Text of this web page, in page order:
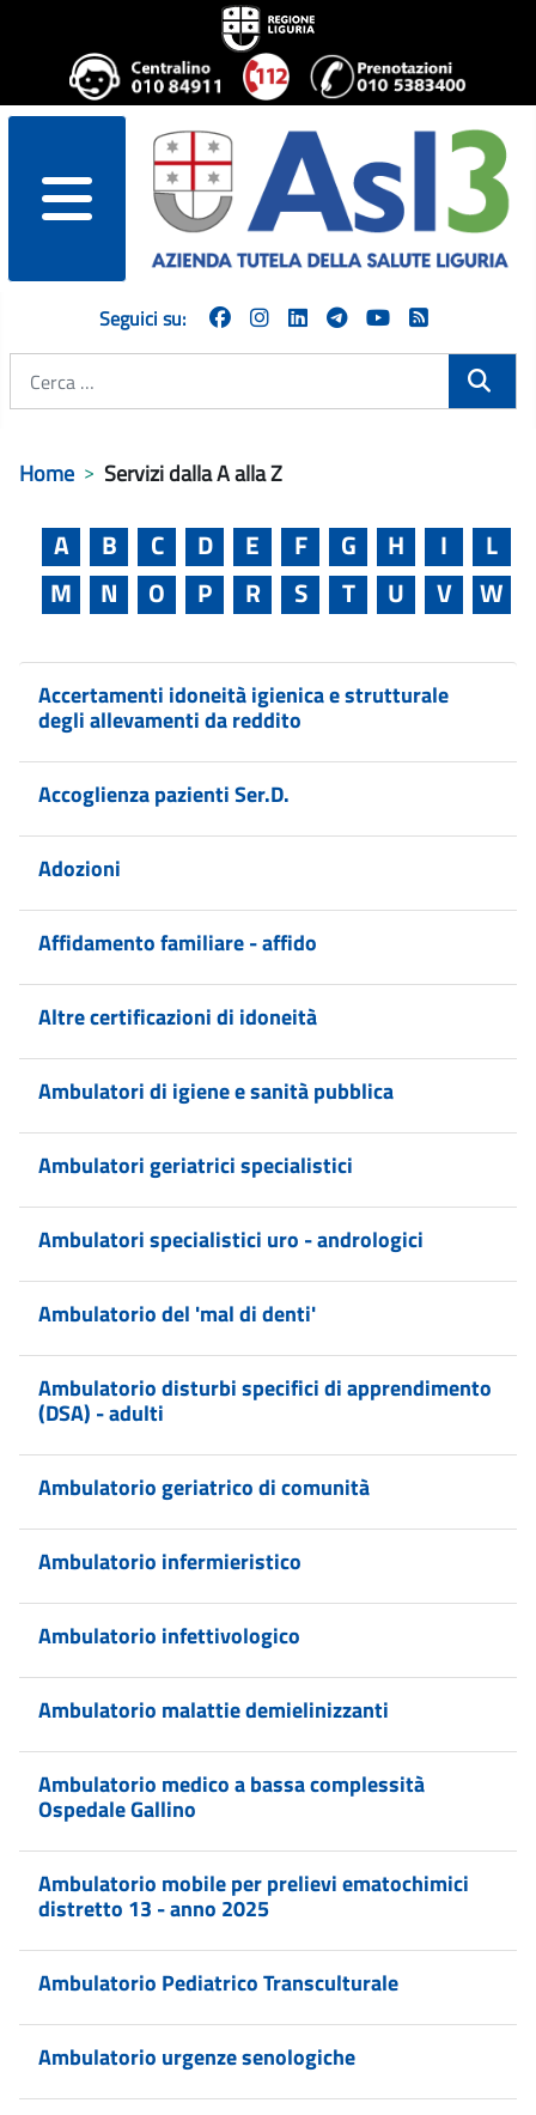
menu
Seguici su:
Home Servizi dalla A alla Z
A B C D E F G H I
L
M
N O P R S T U V W
Accertamenti idoneità igienica e strutturale
degli allevamenti da reddito
Accoglienza pazienti Ser.D.
Adozioni
Affidamento familiare - affido
Altre certificazioni di idoneità
Ambulatori di igiene e sanità pubblica
Ambulatori geriatrici specialistici
Ambulatori specialistici uro - andrologici
Ambulatorio del 'mal di denti'
Ambulatorio disturbi specifici di apprendimento
(DSA) - adulti
Ambulatorio geriatrico di comunità
Ambulatorio infermieristico
Ambulatorio infettivologico
Ambulatorio malattie demielinizzanti
Ambulatorio medico a bassa complessità
Ospedale Gallino
Ambulatorio mobile per prelievi ematochimici
distretto 13 - anno 2025
Ambulatorio Pediatrico Transculturale
Ambulatorio urgenze senologiche